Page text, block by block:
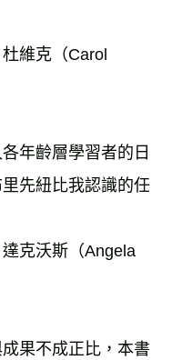
維克（Carol
年齡層學習者的日
先紐比我認識的任
克沃斯（Angela
果不成正比，本書